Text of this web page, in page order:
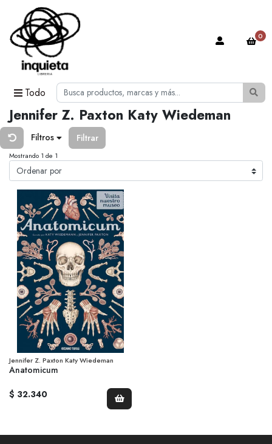
Todo
0
Jennifer Z. Paxton Katy Wiedeman
Filtros Filtrar
Mostrando 1 de 1
Jennifer Z. Paxton Katy Wiedeman
Anatomicum
$ 32.340